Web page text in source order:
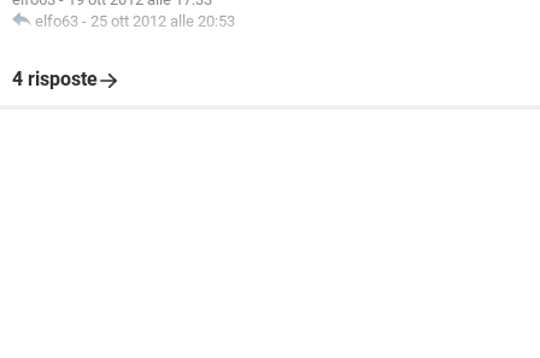
elfo63 - 25 ott 2012 alle 20:53
4 risposte